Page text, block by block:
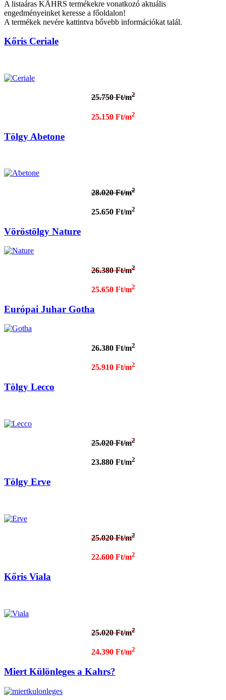
A listaáras KÄHRS termékekre vonatkozó aktuális
engedményeinket keresse a főoldalon!
A termékek nevére kattintva bővebb információkat talál.
Kőris Ceriale
25.750 Ft/m2
25.150 Ft/m2
Tölgy Abetone
28.020 Ft/m2
25.650 Ft/m2
Vöröstölgy Nature
26.380 Ft/m2
25.650 Ft/m2
Európai Juhar Gotha
26.380 Ft/m2
25.910 Ft/m2
Tölgy Lecco
25.020 Ft/m2
23.880 Ft/m2
Tölgy Erve
25.020 Ft/m2
22.600 Ft/m2
Kőris Viala
25.020 Ft/m2
24.390 Ft/m2
Miert Különleges a Kahrs?